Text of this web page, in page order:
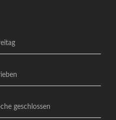
geschlossen